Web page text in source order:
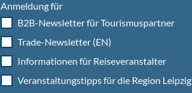
Anmeldung für
B2B-Newsletter für Tourismuspartner
Trade-Newsletter (EN)
Informationen für Reiseveranstalter
Veranstaltungstipps für die Region Leipzig